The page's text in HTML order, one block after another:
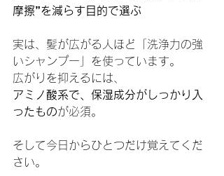
摩擦”を減らす目的で選ぶ
実は、髪が広がる人ほど「洗浄力の強
いシャンプー」を使っています。
広がりを抑えるには、
アミノ酸系で、保湿成分がしっかり入
ったものが必須。
そして今日からひとつだけ覚えてくだ
さい。